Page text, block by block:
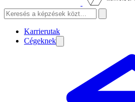
Karrierutak
Cégeknek